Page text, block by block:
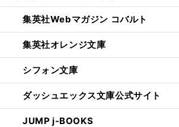
集英社Webマガジン コバルト
集英社オレンジ文庫
シフォン文庫
ダッシュエックス文庫公式サイト
JUMP j-BOOKS